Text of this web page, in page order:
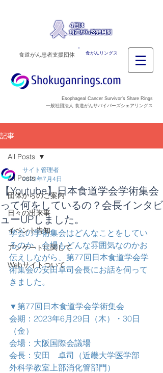
食がんリングス
食道がん患者支援団体
Esophageal Cancer Survivor’s Share Rings
一般社団法人 食道がんサバイバーズシェアリングス
記事
All Posts
団体からのご案内
日々の出来事
イベント告知
アンケートに関して
Webサイトついて
All Posts
【Youtube】日本食道学会学術集会
って何をしているの？会長インタビ
ューUPしました。
サイト管理者
2023年7月4日
学会の学術集会はどんなことをしてい
るのか、会場もどんな雰囲気なのかお
伝えしながら、第77回日本食道学会学
術集会の安田卓司会長にお話を伺って
きました。
▼第77回日本食道学会学術集会
会期：2023年6月29日（木）・30日
（金）
会場：大阪国際会議場
会長：安田　卓司（近畿大学医学部
外科学教室上部消化管部門）